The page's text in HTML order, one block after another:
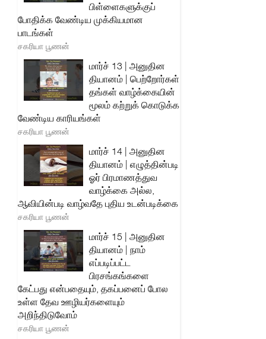
பிள்ளைகளுக்குப்
போதிக்க வேண்டிய முக்கியமான
பாடங்கள்
சகரியா பூணன்
மார்ச் 13 | அனுதின
தியானம் | பெற்றோர்கள்
தங்கள் வாழ்க்கையின்
மூலம் கற்றுக் கொடுக்க
வேண்டிய காரியங்கள்
சகரியா பூணன்
மார்ச் 14 | அனுதின
தியானம் | எழுத்தின்படி
ஓர் பிரமாணத்துவ
வாழ்க்கை அல்ல,
ஆவியின்படி வாழ்வதே புதிய உடன்படிக்கை
சகரியா பூணன்
மார்ச் 15 | அனுதின
தியானம் | நாம்
எப்படிப்பட்ட
பிரசங்கங்களை
கேட்பது என்பதையும், தகப்பனைப் போல
உள்ள தேவ ஊழியர்களையும்
அறிந்திடுவோம்
சகரியா பூணன்